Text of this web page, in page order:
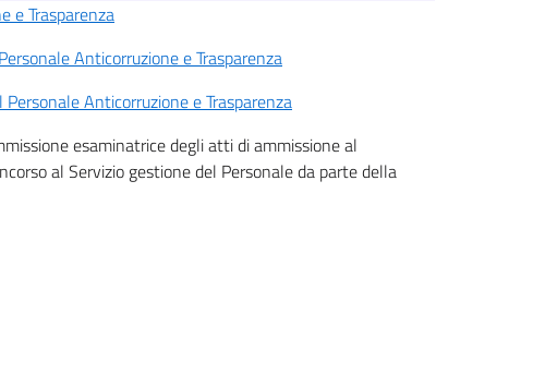
e Trasparenza
Anticorruzione e Trasparenza
Anticorruzione e Trasparenza
esaminatrice degli atti di ammissione al
al Servizio gestione del Personale da parte della